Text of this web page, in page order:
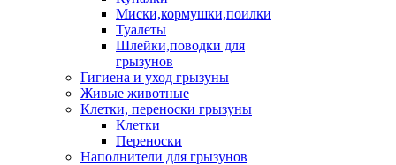
Миски,кормушки,поилки
Туалеты
Шлейки,поводки для
грызунов
Гигиена и уход грызуны
Живые животные
Клетки, переноски грызуны
Клетки
Переноски
Наполнители для грызунов